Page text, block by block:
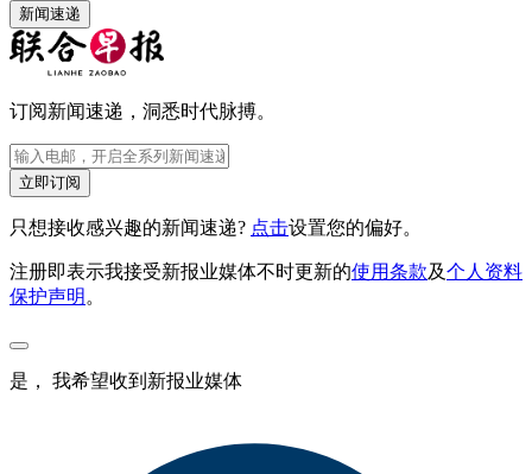
新闻速递
订阅新闻速递，洞悉时代脉搏。
立即订阅
只想接收感兴趣的新闻速递? 点击设置您的偏好。
注册即表示我接受新报业媒体不时更新的使用条款及个人资料
保护声明 。
是， 我希望收到新报业媒体